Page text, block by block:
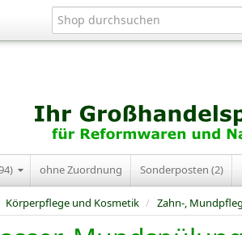
ohne Zuordnung Sonderposten (2)
Körperpflege und Kosmetik / Zahn-,